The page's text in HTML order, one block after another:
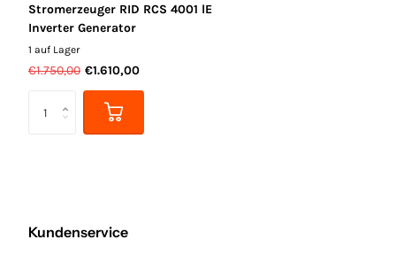
Stromerzeuger RID RCS 4001 lE
Inverter Generator
1 auf Lager
€1.750,00 €1.610,00
Kundenservice